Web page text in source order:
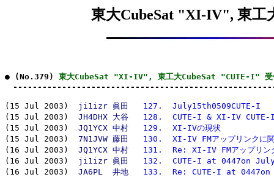
東大CubeSat "XI-IV", 東工
● (No.379) 東大CubeSat "XI-IV", 東工大CubeSat "CUTE-I" 受
(15 Jul 2003) ji1izr 眞田
127.  July15th0509CUTE-I
(15 Jul 2003) JH4DHX 大谷
128.  CUTE-I & XI-IV CUTE-
(15 Jul 2003) JQ1YCX 中村
129.  XI-IVの現状
(15 Jul 2003) 7N1JVW 藤田
130.  XI-IV FMアップリンクに
(16 Jul 2003) JQ1YCX 中村
131.  Re: XI-IV FMアップリン
(16 Jul 2003) ji1izr 眞田
132.  CUTE-I at 0447on
(16 Jul 2003) JA6PL  井地
133.  Re: CUTE-I at